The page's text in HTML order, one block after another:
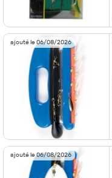
ajouté le 06/08/2026
ajouté le 06/08/2026